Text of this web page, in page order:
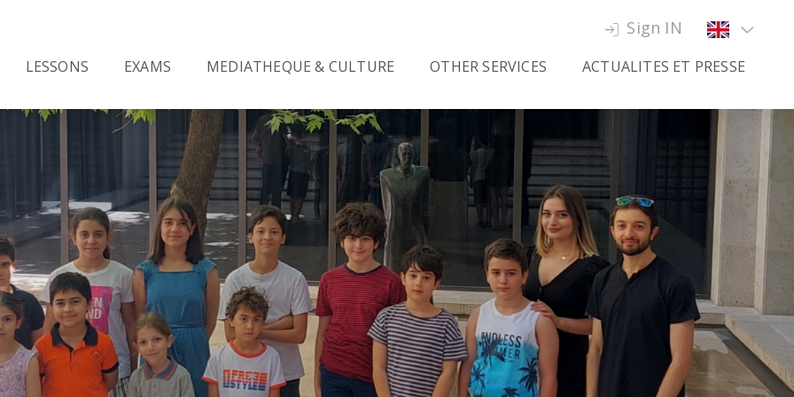
Sign IN
d’Arménie
LESSONS
and
PROFESSIONAL FRENCH
Training for public armenian
Professional French courses
TEF,
OTHER COURSES
Other language courses
Conversation workshops in
EXAMS
(Integration, residence
(Tout public)
-
de Français
de Français
TEF
TEF QUÉBEC
TEF CANADA
TEF
MEDIATHEQUE & CULTURE
Resources and schedules
Culture & Events
Learning book sales
OTHER SERVICES
Summer school
Room hire
Translations & interpreting
Educational-cultural sightseeing
tours
ACTUALITES ET PRESSE
AF news